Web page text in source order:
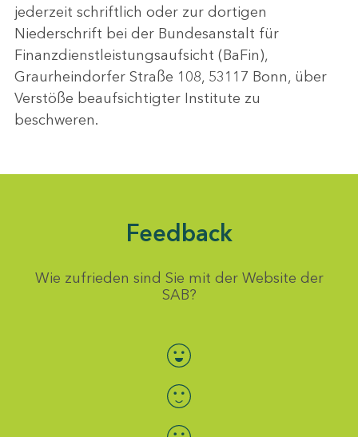
jederzeit schriftlich oder zur dortigen
Niederschrift bei der Bundesanstalt für
Finanzdienstleistungsaufsicht (BaFin),
Graurheindorfer Straße 108, 53117 Bonn, über
Verstöße beaufsichtigter Institute zu
beschweren.
Feedback
Wie zufrieden sind Sie mit der Website der
SAB?
Bewertung auswählen